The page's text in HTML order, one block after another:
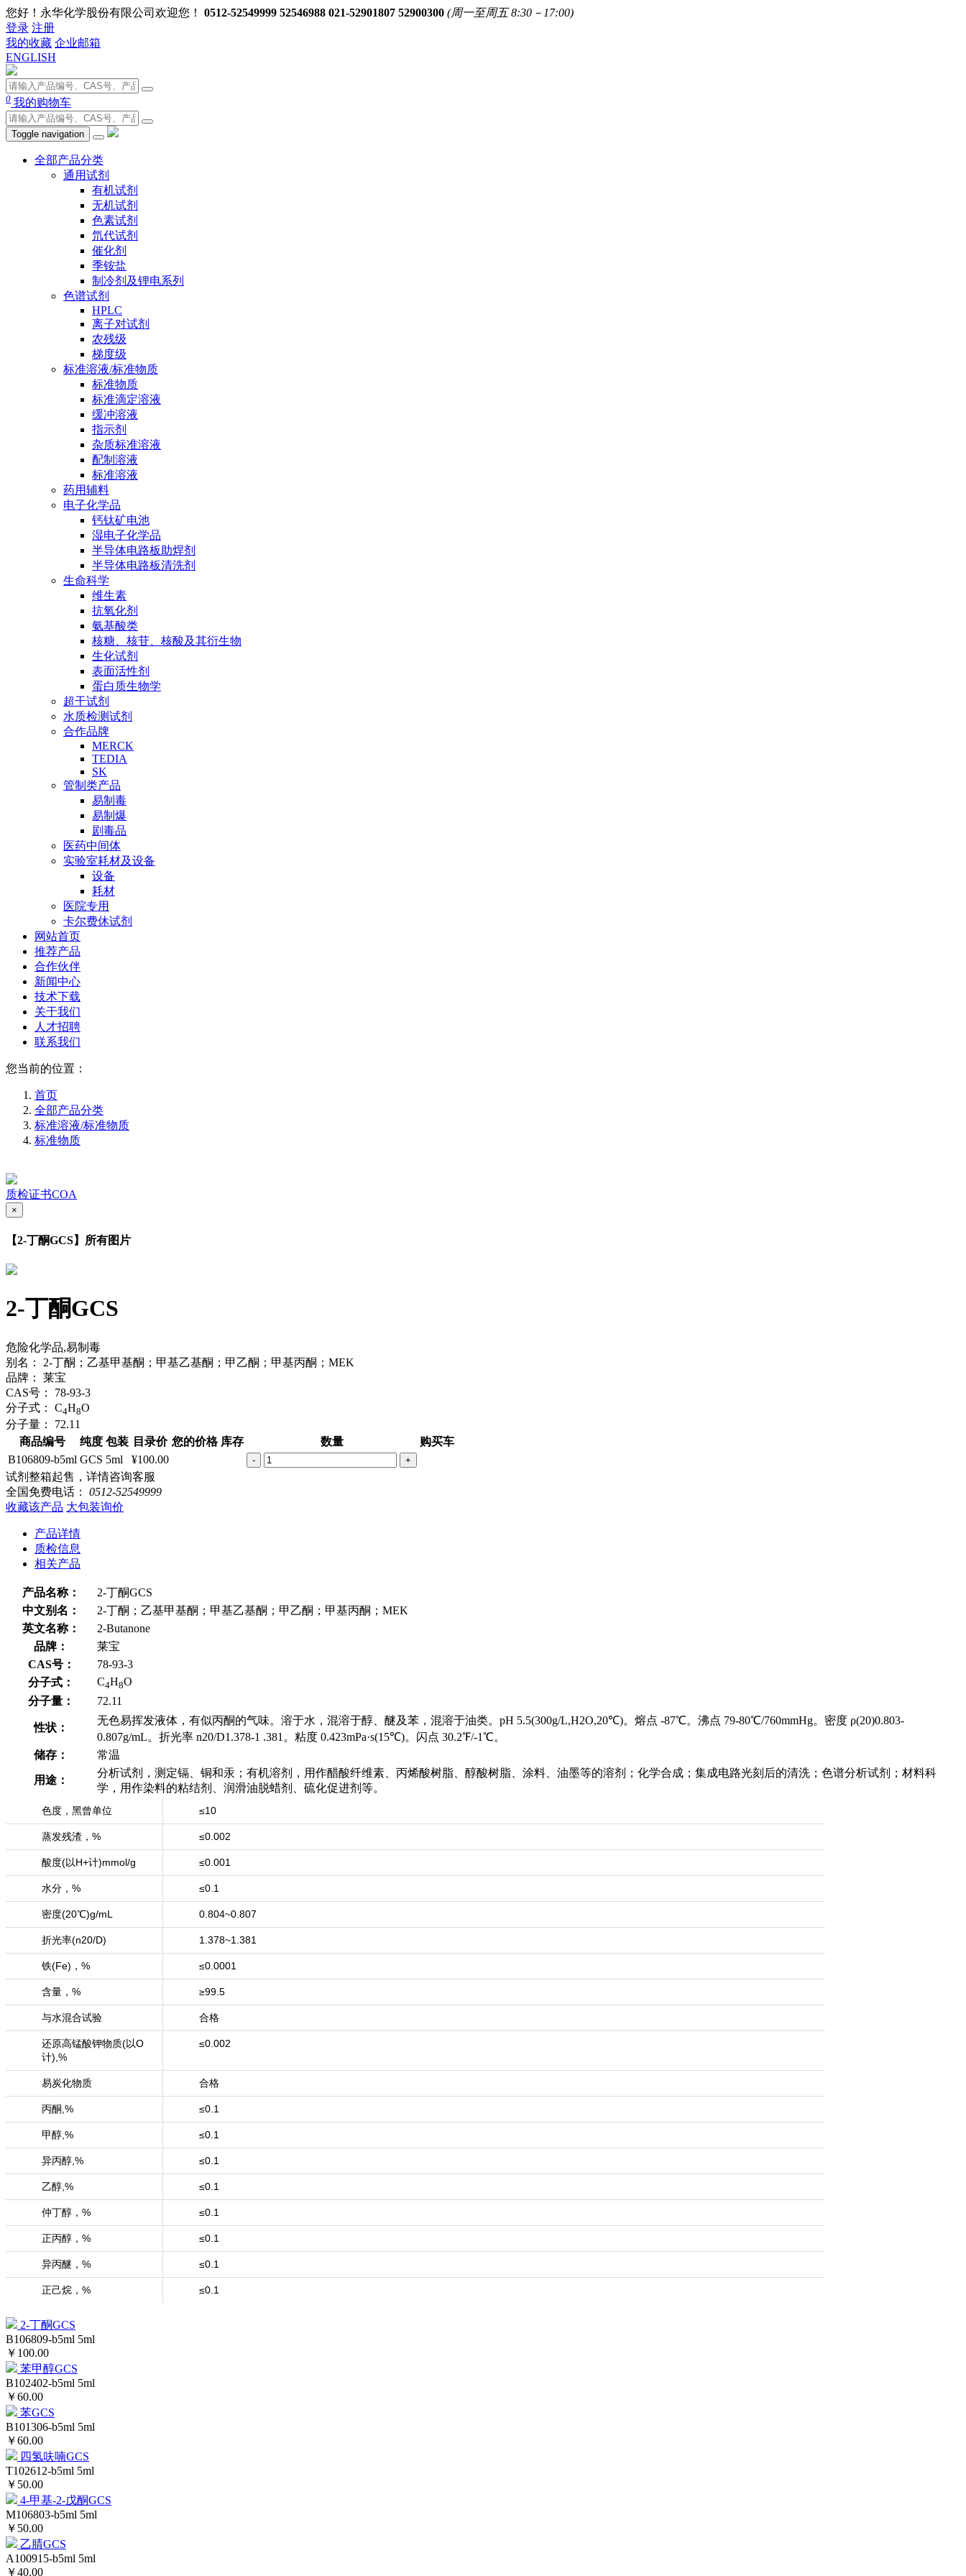
您好！永华化学股份有限公司欢迎您！ 0512-52549999 52546988 021-52901807 52900300 (周一至周五 8:30－17:00)
登录 注册
我的收藏 企业邮箱
ENGLISH
0 我的购物车
Toggle navigation
全部产品分类
通用试剂
有机试剂
无机试剂
色素试剂
氘代试剂
催化剂
季铵盐
制冷剂及锂电系列
色谱试剂
HPLC
离子对试剂
农残级
梯度级
标准溶液/标准物质
标准物质
标准滴定溶液
缓冲溶液
指示剂
杂质标准溶液
配制溶液
标准溶液
药用辅料
电子化学品
钙钛矿电池
湿电子化学品
半导体电路板助焊剂
半导体电路板清洗剂
生命科学
维生素
抗氧化剂
氨基酸类
核糖、核苷、核酸及其衍生物
生化试剂
表面活性剂
蛋白质生物学
超干试剂
水质检测试剂
合作品牌
MERCK
TEDIA
SK
管制类产品
易制毒
易制爆
剧毒品
医药中间体
实验室耗材及设备
设备
耗材
医院专用
卡尔费休试剂
网站首页
推荐产品
合作伙伴
新闻中心
技术下载
关于我们
人才招聘
联系我们
您当前的位置：
首页
全部产品分类
标准溶液/标准物质
标准物质
质检证书COA
×
【2-丁酮GCS】所有图片
2-丁酮GCS
危险化学品,易制毒
别名：
2-丁酮；乙基甲基酮；甲基乙基酮；甲乙酮；甲基丙酮；MEK
品牌：
莱宝
CAS号：
78-93-3
分子式：
C4H8O
分子量：
72.11
商品编号
纯度 包装 目录价 您的价格 库存 数量
购买车
B106809-b5ml GCS 5ml ¥100.00 - +
试剂整箱起售，详情咨询客服
全国免费电话： 0512-52549999
收藏该产品 大包装询价
产品详情
质检信息
相关产品
产品名称：
2-丁酮GCS
中文别名：
2-丁酮；乙基甲基酮；甲基乙基酮；甲乙酮；甲基丙酮；MEK
英文名称：
2-Butanone
品牌：
莱宝
CAS号：
78-93-3
分子式：
C4H8O
分子量：
72.11
性状：
无色易挥发液体，有似丙酮的气味。溶于水，混溶于醇、醚及苯，混溶于油类。pH 5.5(300g/L,H2O,20℃)。熔点 -87℃。沸点 79-80℃/760mmHg。密度 ρ(20)0.803-
0.807g/mL。折光率 n20/D1.378-1 .381。粘度 0.423mPa·s(15℃)。闪点 30.2℉/-1℃。
储存：
常温
用途：
分析试剂，测定镉、铜和汞；有机溶剂，用作醋酸纤维素、丙烯酸树脂、醇酸树脂、涂料、油墨等的溶剂；化学合成；集成电路光刻后的清洗；色谱分析试剂；材料科
学，用作染料的粘结剂、润滑油脱蜡剂、硫化促进剂等。
色度，黑曾单位 ≤10
蒸发残渣，% ≤0.002
酸度(以H+计)mmol/g ≤0.001
水分，% ≤0.1
密度(20℃)g/mL 0.804~0.807
折光率(n20/D) 1.378~1.381
铁(Fe)，% ≤0.0001
含量，% ≥99.5
与水混合试验 合格
还原高锰酸钾物质(以O
计),%
≤0.002
易炭化物质 合格
丙酮,% ≤0.1
甲醇,% ≤0.1
异丙醇,% ≤0.1
乙醇,% ≤0.1
仲丁醇，% ≤0.1
正丙醇，% ≤0.1
异丙醚，% ≤0.1
正己烷，% ≤0.1
2-丁酮GCS
B106809-b5ml 5ml
￥100.00
苯甲醇GCS
B102402-b5ml 5ml
￥60.00
苯GCS
B101306-b5ml 5ml
￥60.00
四氢呋喃GCS
T102612-b5ml 5ml
￥50.00
4-甲基-2-戊酮GCS
M106803-b5ml 5ml
￥50.00
乙腈GCS
A100915-b5ml 5ml
￥40.00